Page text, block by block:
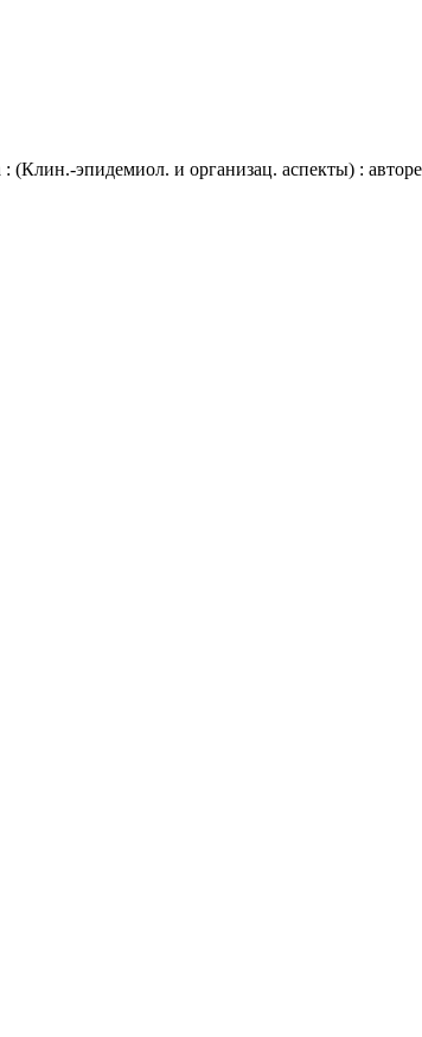
(Клин.-эпидемиол. и организац. аспекты) :